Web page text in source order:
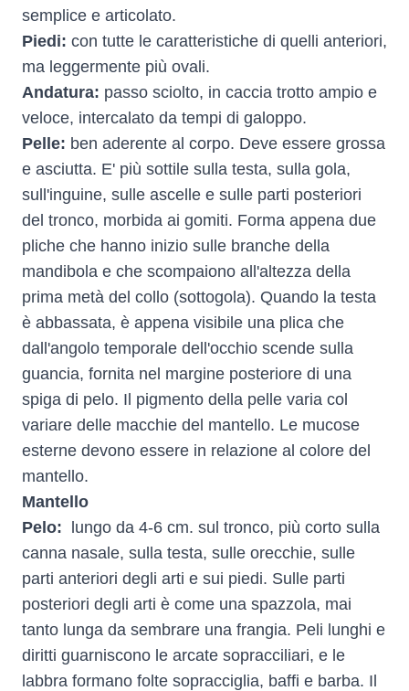
semplice e articolato.
Piedi: con tutte le caratteristiche di quelli anteriori,
ma leggermente più ovali.
Andatura: passo sciolto, in caccia trotto ampio e
veloce, intercalato da tempi di galoppo.
Pelle: ben aderente al corpo. Deve essere grossa
e asciutta. E' più sottile sulla testa, sulla gola,
sull'inguine, sulle ascelle e sulle parti posteriori
del tronco, morbida ai gomiti. Forma appena due
pliche che hanno inizio sulle branche della
mandibola e che scompaiono all'altezza della
prima metà del collo (sottogola). Quando la testa
è abbassata, è appena visibile una plica che
dall'angolo temporale dell'occhio scende sulla
guancia, fornita nel margine posteriore di una
spiga di pelo. Il pigmento della pelle varia col
variare delle macchie del mantello. Le mucose
esterne devono essere in relazione al colore del
mantello.
Mantello
Pelo:
lungo da 4-6 cm. sul tronco, più corto sulla
canna nasale, sulla testa, sulle orecchie, sulle
parti anteriori degli arti e sui piedi. Sulle parti
posteriori degli arti è come una spazzola, mai
tanto lunga da sembrare una frangia. Peli lunghi e
diritti guarniscono le arcate sopracciliari, e le
labbra formano folte sopracciglia, baffi e barba. Il